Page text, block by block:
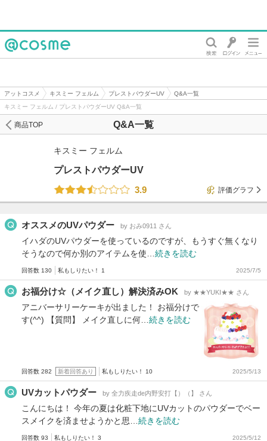
アットコスメ キスミー フェルム プレストパウダーUV
Q&A一覧
キスミー フェルム / プレストパウダーUV Q&A一覧
Q&A一覧
商品TOP
キスミー フェルム
プレストパウダーUV
3.9
評価グラフ
オススメのUVパウダー by おみ0911 さん
イハダのUVパウダーを使っているのですが、もうすぐ無くなり
そうなので何か別のアイテムを使… 続きを読む
回答数 130 私もしりたい！ 1 2025/7/5
お福分け☆（メイク直し）解決済みOK by ★★YUKI★★ さん
アニバーサリーケーキが出ました！ お福分けで
す(^^) 【質問】 メイク直しに何… 続きを読む
回答数 282 新着回答あり 私もしりたい！ 10 2025/5/13
UVカットパウダー by 全力疾走de内野安打【）（】 さん
こんにちは！ 今年の夏は化粧下地にUVカットのパウダーでベー
スメイクを済ませようかと思… 続きを読む
回答数 93 私もしりたい！ 3 2025/5/12